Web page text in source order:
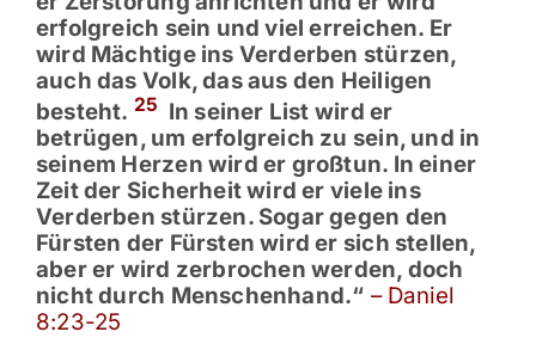
erfolgreich sein und viel erreichen. Er
wird Mächtige ins Verderben stürzen,
auch das Volk, das aus den Heiligen
besteht. 25 In seiner List wird er
betrügen, um erfolgreich zu sein, und in
seinem Herzen wird er großtun. In einer
Zeit der Sicherheit wird er viele ins
Verderben stürzen. Sogar gegen den
Fürsten der Fürsten wird er sich stellen,
aber er wird zerbrochen werden, doch
nicht durch Menschenhand.“ – Daniel
8:23-25